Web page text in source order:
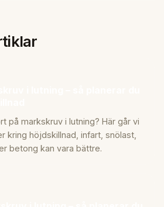
på markskruv i lutning? Här går vi
kring höjdskillnad, infart, snölast,
betong kan vara bättre.